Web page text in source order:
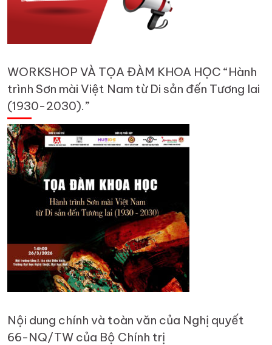
WORKSHOP VÀ TỌA ĐÀM KHOA HỌC “Hành
trình Sơn mài Việt Nam từ Di sản đến Tương lai
(1930-2030).”
Nội dung chính và toàn văn của Nghị quyết
66-NQ/TW của Bộ Chính trị